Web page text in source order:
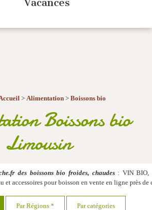
Vacances
> Alimentation > Boissons bio
Boissons bio
Limousin
des boissons bio froides, chaudes : VIN BIO,
et accessoires pour boisson en vente en ligne près
Par Régions * Par catégories